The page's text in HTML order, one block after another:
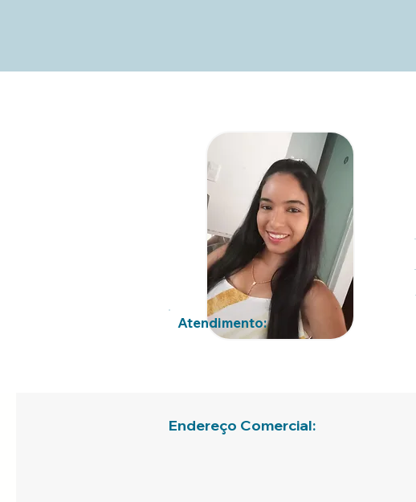
Atendimento:
Endereço Comercial: